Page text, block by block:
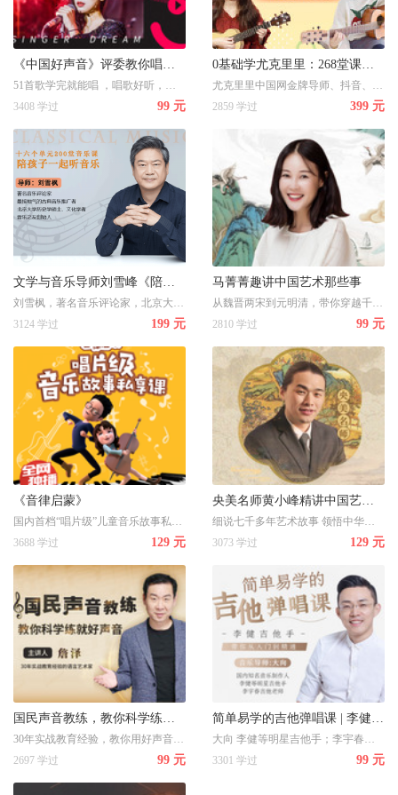
《中国好声音》评委教你唱歌！简单0基础，做朋友圈的K歌王！
51首歌学完就能唱 ，唱歌好听，你就是朋友圈的社交明星！70、80、90后热歌金曲都有~不分年龄段、喜欢唱就能学！
3408 学过
99 元
0基础学尤克里里：268堂课，1天弹出1首歌！
尤克里里中国网金牌导师、抖音、网易音乐红人教学！好学又好玩
2859 学过
399 元
文学与音乐导师刘雪峰《陪孩子一起听音乐》
刘雪枫，著名音乐评论家，北京大学历史学硕士、音乐之友创始人
3124 学过
199 元
马菁菁趣讲中国艺术那些事
从魏晋两宋到元明清，带你穿越千年，鉴画秘笈风雅故事，一网打尽
2810 学过
99 元
《音律启蒙》
3688 学过
129 元
3073 学过
129 元
2697 学过
99 元
3301 学过
99 元